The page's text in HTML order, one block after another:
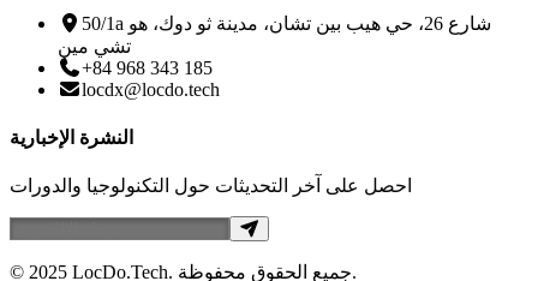
50/1a شارع 26، حي هيب بين تشان، مدينة ثو دوك، هو
تشي مين
+84 968 343 185
locdx@locdo.tech
النشرة الإخبارية
احصل على آخر التحديثات حول التكنولوجيا والدورات
© 2025 LocDo.Tech. جميع الحقوق محفوظة.